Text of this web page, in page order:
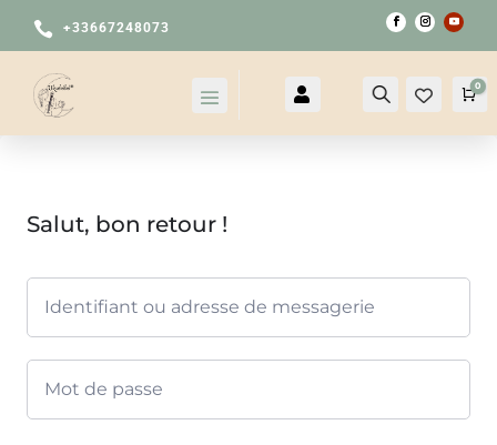
 +33667248073
 Recherche 0
Salut, bon retour !